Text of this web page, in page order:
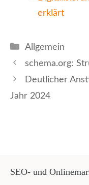
erklärt
Kategorien
Allgemein
schema.org:
Deutlicher
Jahr 2024
SEO- und